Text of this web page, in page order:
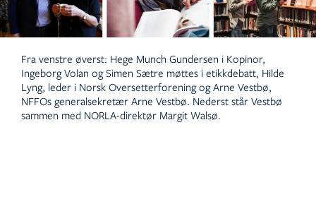
Fra venstre øverst: Hege Munch Gundersen i Kopinor,
Ingeborg Volan og Simen Sætre møttes i etikkdebatt, Hilde
Lyng, leder i Norsk Oversetterforening og Arne Vestbø,
NFFOs generalsekretær Arne Vestbø. Nederst står Vestbø
sammen med NORLA-direktør Margit Walsø.